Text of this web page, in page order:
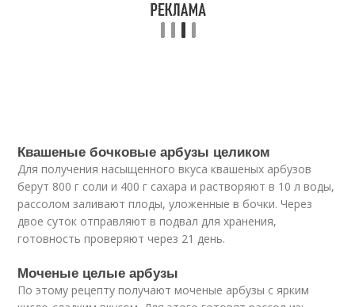
Квашеные бочковые арбузы целиком
Для получения насыщенного вкуса квашеных арбузов
берут 800 г соли и 400 г сахара и растворяют в 10 л воды,
рассолом заливают плоды, уложенные в бочки. Через
двое суток отправляют в подвал для хранения,
готовность проверяют через 21 день.
Моченые целые арбузы
По этому рецепту получают моченые арбузы с ярким